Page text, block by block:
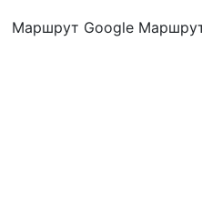
Маршрут Google